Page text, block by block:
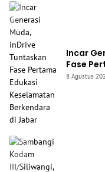
Incar
Fase
8 Agustus